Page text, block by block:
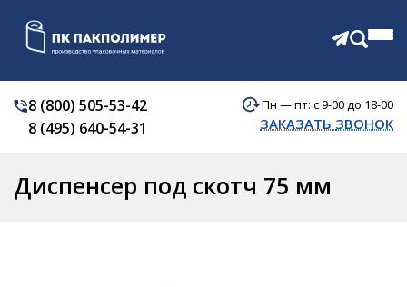
КАТАЛОГ
О КОМПАНИИ
ОТЗЫВЫ
ДОСТАВКА
8 (800) 505-53-42
8 (495) 640-54-31
Пн — пт: с 9-00 до 18-00
ЗАКАЗАТЬ ЗВОНОК
Диспенсер под скотч 75 мм